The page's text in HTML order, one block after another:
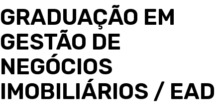
GRADUAÇÃO EM
GESTÃO DE
NEGÓCIOS
IMOBILIÁRIOS / EAD